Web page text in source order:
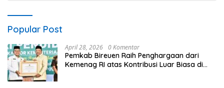
Popular Post
April 28, 2026 0 Komentar
Pemkab Bireuen Raih Penghargaan dari
Kemenag RI atas Kontribusi Luar Biasa di